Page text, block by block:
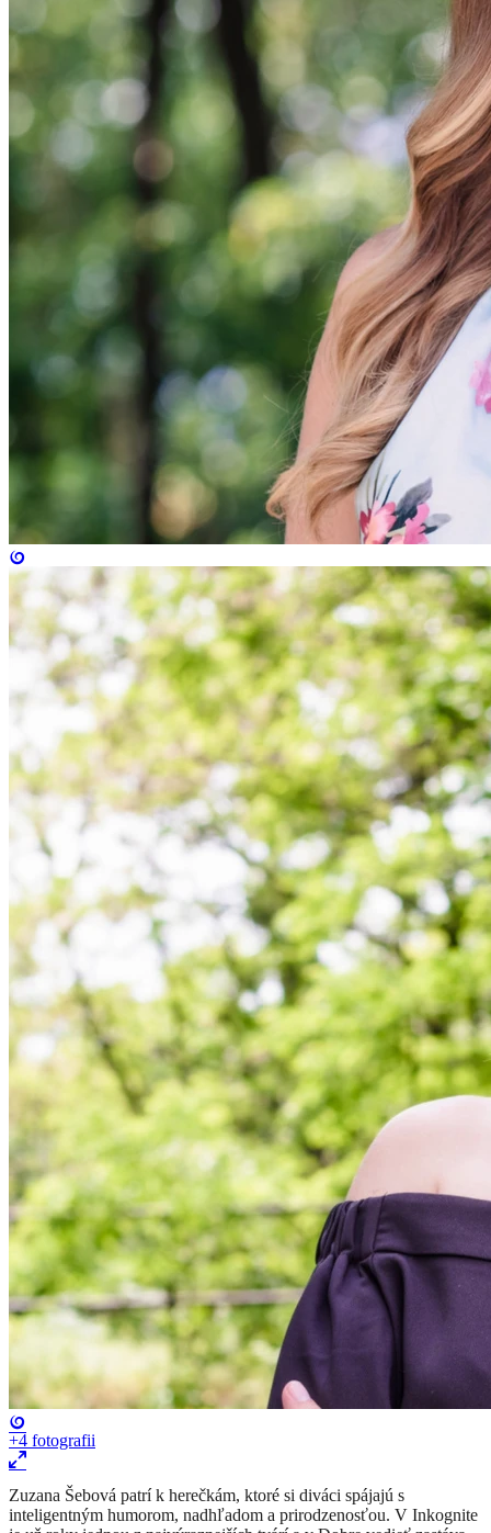
+4 fotografii
Zuzana Šebová patrí k herečkám, ktoré si diváci spájajú s
inteligentným humorom, nadhľadom a prirodzenosťou. V Inkognite